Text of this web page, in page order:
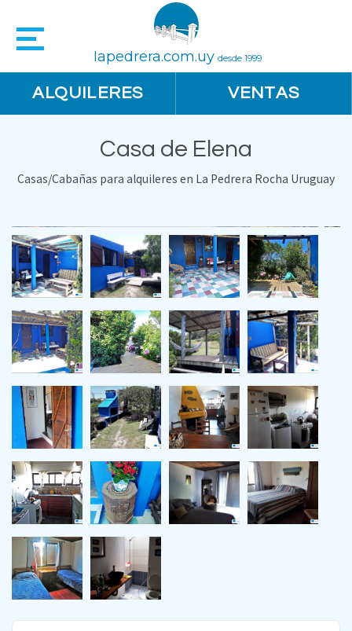
lapedrera.com.uy desde 1999
ALQUILERES VENTAS
Casa de Elena
Casas/Cabañas para alquileres en La Pedrera Rocha Uruguay